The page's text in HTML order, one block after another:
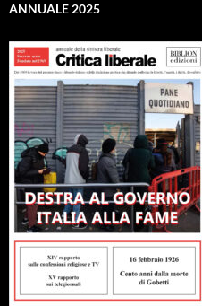
ANNUALE 2025